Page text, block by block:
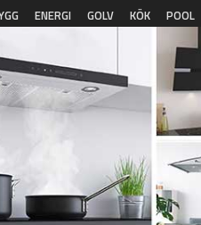
ENERGI GOLV KÖK POOL